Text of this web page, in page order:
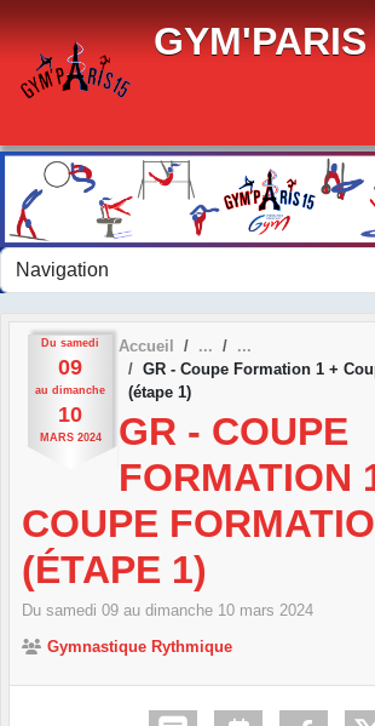
Du samedi
09
au dimanche
10
MARS 2024
Accueil
GR - Coupe Formation 1 +
(étape 1)
GR - COUPE
FORMATION
COUPE
(ÉTAPE 1)
Du samedi 09 au dimanche 10 mars 2024
Gymnastique Rythmique